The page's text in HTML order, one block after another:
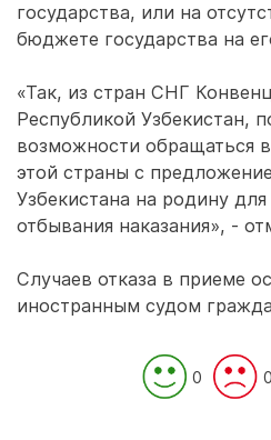
государства, или на
бюджете государства на
«Так, из стран СНГ
Республикой Узбекистан,
возможности обращаться
этой страны с
Узбекистана на родину
отбывания наказания», -
Случаев отказа в приеме
иностранным судом
0 0